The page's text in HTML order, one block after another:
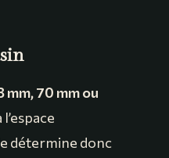
mm, 70 mm ou
détermine donc